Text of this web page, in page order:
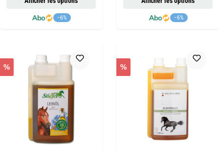
−6% −6%
% %